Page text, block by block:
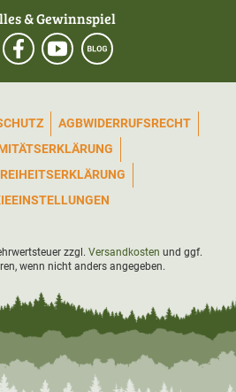
& Gewinnspiel
AGBWIDERRUFSRECHT
zzgl. Versandkosten und ggf.
wenn nicht anders angegeben.